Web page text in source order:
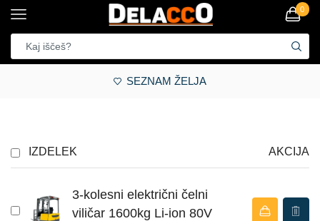
0
SEZNAM ŽELJA
IZDELEK AKCIJA
3-kolesni električni čelni
viličar 1600kg Li-ion 80V